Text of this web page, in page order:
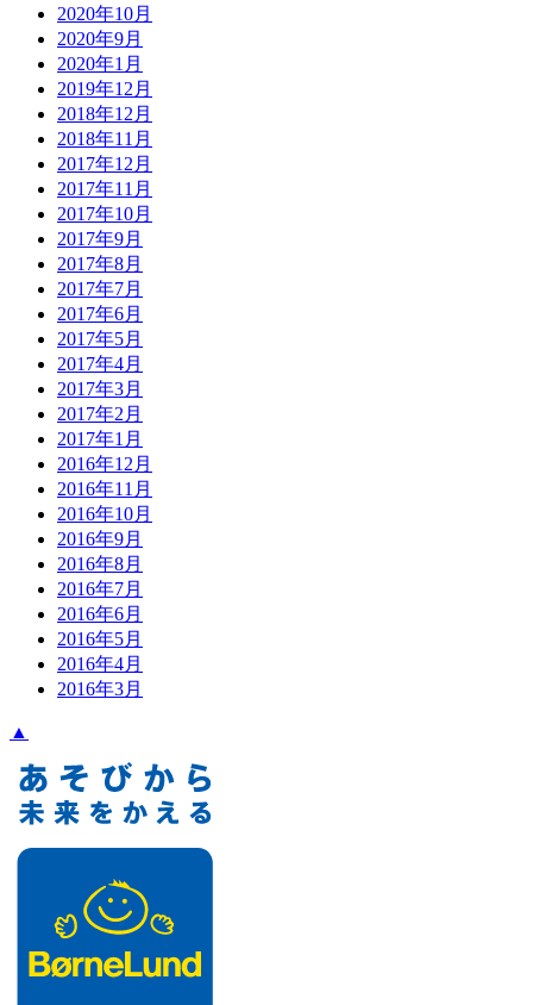
2020年10月
2020年9月
2020年1月
2019年12月
2018年12月
2018年11月
2017年12月
2017年11月
2017年10月
2017年9月
2017年8月
2017年7月
2017年6月
2017年5月
2017年4月
2017年3月
2017年2月
2017年1月
2016年12月
2016年11月
2016年10月
2016年9月
2016年8月
2016年7月
2016年6月
2016年5月
2016年4月
2016年3月
▲